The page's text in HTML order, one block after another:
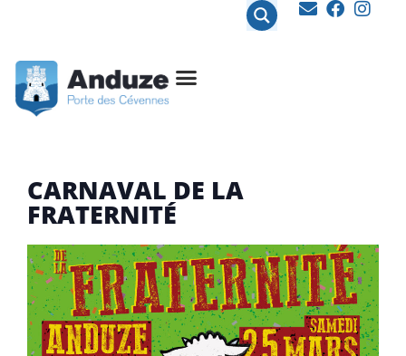
CARNAVAL DE LA
FRATERNITÉ